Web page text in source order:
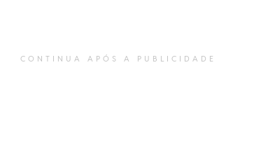
CONTINUA APÓS A PUBLICIDADE